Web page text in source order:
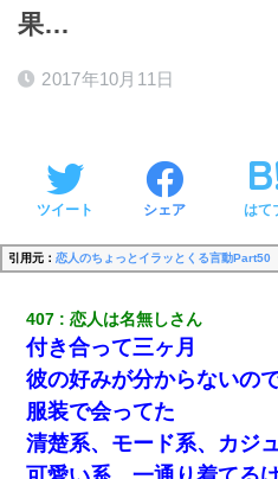
果…
2017年10月11日
ツイート シェア はて
引用元： 恋人のちょっとイラッとくる言動Part50
407 恋人は名無しさん
付き合って三ヶ月
彼の好みが分からないの
服装で会ってた
清楚系、モード系、カジ